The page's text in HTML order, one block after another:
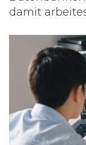
damit